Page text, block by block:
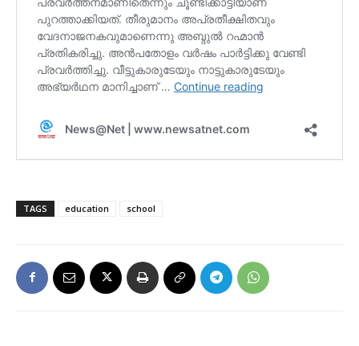
TAGS education school